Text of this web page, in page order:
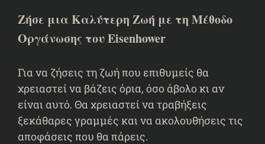
Ζήσε μια Καλύτερη Ζωή με τη Μέθοδο
Οργάνωσης του Eisenhower
Για να ζήσεις τη ζωή που επιθυμείς θα
χρειαστεί να βάζεις όρια, όσο άβολο κι αν
είναι αυτό. Θα χρειαστεί να τραβήξεις
ξεκάθαρες γραμμές και να ακολουθήσεις τις
αποφάσεις που θα πάρεις.